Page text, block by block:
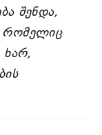
შენდა,
ხარ,